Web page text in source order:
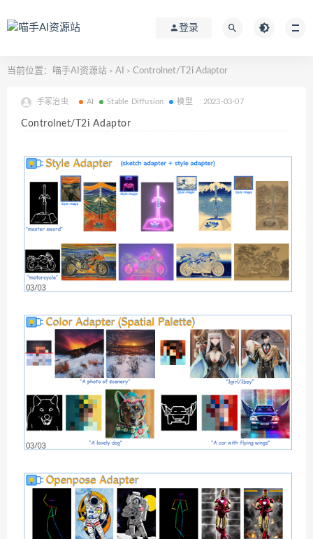
登录
当前位置： 喵手AI资源站 > AI > Controlnet/T2i Adaptor
手冢治虫 AI Stable Diffusion 模型 2023-03-07
Controlnet/T2i Adaptor